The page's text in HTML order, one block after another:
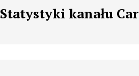
Statystyki kanału